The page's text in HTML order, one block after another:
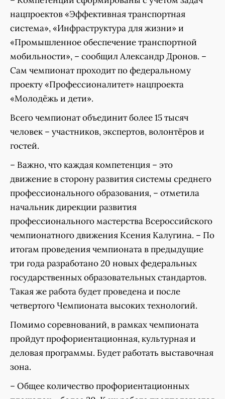
нацпроектов «Эффективная транспортная
система», «Инфраструктура для жизни» и
«Промышленное обеспечение транспортной
мобильности», – сообщил Александр Дронов. –
Сам чемпионат проходит по федеральному
проекту «Профессионалитет» нацпроекта
«Молодёжь и дети».
Всего чемпионат объединит более 15 тысяч
человек – участников, экспертов, волонтёров и
гостей.
– Важно, что каждая компетенция – это
движение в сторону развития системы среднего
профессионального образования, – отметила
начальник дирекции развития
профессионального мастерства Всероссийского
чемпионатного движения Ксения Калугина. – По
итогам проведения чемпионата в предыдущие
три года разработано 20 новых федеральных
государственных образовательных стандартов.
Такая же работа будет проведена и после
четвертого Чемпионата высоких технологий.
Помимо соревнований, в рамках чемпионата
пройдут профориентационная, культурная и
деловая программы. Будет работать выставочная
зона.
– Общее количество профориентационных